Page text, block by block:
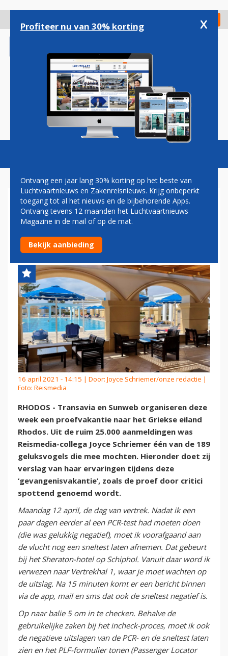
gaan
Check in
Magazine Podcasts Vacatures
OP PROEFVAKANTIE NAAR
RHODOS: EEN VERSLAG IN
WOORD EN BEELD
16 april 2021 - 14:15 | Door: Joyce Schriemer/onze redactie |
Foto: Reismedia
RHODOS - Transavia en Sunweb organiseren deze
week een proefvakantie naar het Griekse eiland
Rhodos. Uit de ruim 25.000 aanmeldingen was
Reismedia-collega Joyce Schriemer één van de 189
geluksvogels die mee mochten. Hieronder doet zij
verslag van haar ervaringen tijdens deze
‘gevangenisvakantie’, zoals de proef door critici
spottend genoemd wordt.
Maandag 12 april, de dag van vertrek. Nadat ik een
paar dagen eerder al een PCR-test had moeten doen
(die was gelukkig negatief), moet ik voorafgaand aan
de vlucht nog een sneltest laten afnemen. Dat gebeurt
bij het Sheraton-hotel op Schiphol. Vanuit daar word ik
verwezen naar Vertrekhal 1, waar je moet wachten op
de uitslag. Na 15 minuten komt er een bericht binnen
via de app, mail en sms dat ook de sneltest negatief is.
Op naar balie 5 om in te checken. Behalve de
gebruikelijke zaken bij het incheck-proces, moet ik ook
de negatieve uitslagen van de PCR- en de sneltest laten
zien en het PLF-formulier tonen (Passenger Locator
Profiteer nu van 30% korting x
Ontvang een jaar lang 30% korting op het beste van
Luchtvaartnieuws en Zakenreisnieuws. Krijg onbeperkt
toegang tot al het nieuws en de bijbehorende Apps.
Ontvang tevens 12 maanden het Luchtvaartnieuws
Magazine in de mail of op de mat.
Bekijk aanbieding